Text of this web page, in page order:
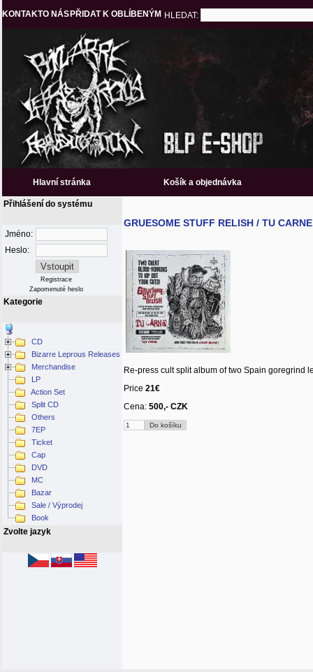
KONTAKTO NÁS PŘIDAT K OBLÍBENÝM HLEDAT:
Hlavní stránka Košík a objednávka
Přihlášení do systému
Jméno:
Heslo:
Registrace
Zapomenuté heslo
Kategorie
CD
Bizarre Leprous Releases
Merchandise
LP
Action Set
Split CD
Others
7EP
Ticket
Cap
DVD
MC
Bazar
Sale / Výprodej
Book
Zvolte jazyk
GRUESOME STUFF RELISH / TU
Re-press cult split album of two Spain goregrind
Price 21€
Cena: 500,- CZK